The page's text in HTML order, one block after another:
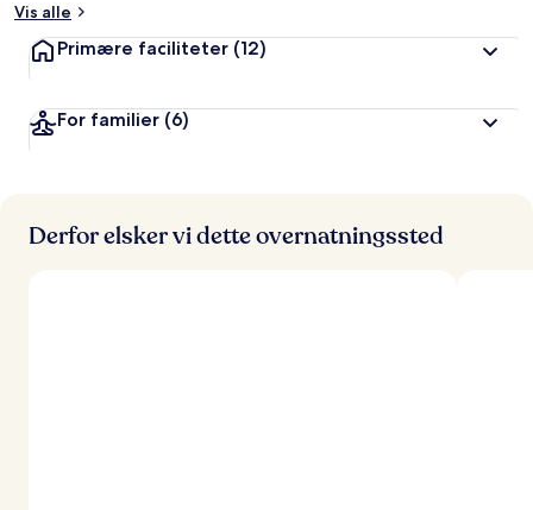
Vis alle
Primære faciliteter (12)
For familier (6)
Derfor elsker vi dette overnatningssted